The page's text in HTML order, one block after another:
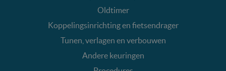
Oldtimer
Koppelingsinrichting en fietsendrager
Tunen, verlagen en verbouwen
Andere keuringen